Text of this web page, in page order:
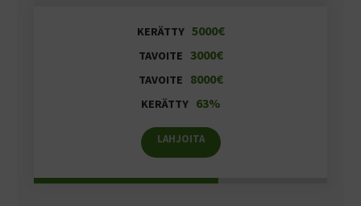
KERÄTTY 5000€
TAVOITE 3000€
TAVOITE 8000€
KERÄTTY 63%
LAHJOITA